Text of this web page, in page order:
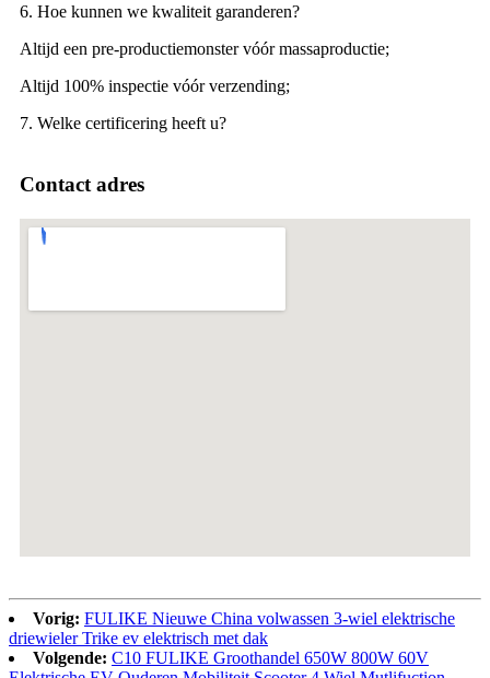
6. Hoe kunnen we kwaliteit garanderen?
Altijd een pre-productiemonster vóór massaproductie;
Altijd 100% inspectie vóór verzending;
7. Welke certificering heeft u?
Contact adres
Vorig: FULIKE Nieuwe China volwassen 3-wiel elektrische
driewieler Trike ev elektrisch met dak
Volgende: C10 FULIKE Groothandel 650W 800W 60V